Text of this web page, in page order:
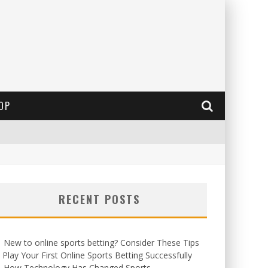
RECENT POSTS
New to online sports betting? Consider These Tips
Your First Online Sports Betting Successfully